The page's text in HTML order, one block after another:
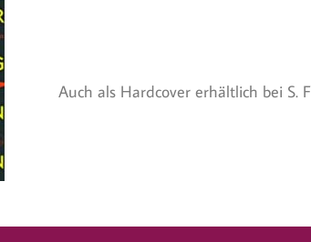
Auch als Hardcover erhältlich bei S.